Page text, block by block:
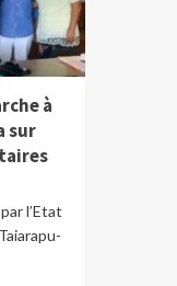
à
sur
l’Etat